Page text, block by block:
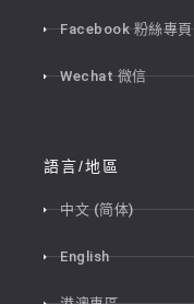
Facebook 粉絲專頁
Wechat 微信
語言/地區
中文 (简体)
English